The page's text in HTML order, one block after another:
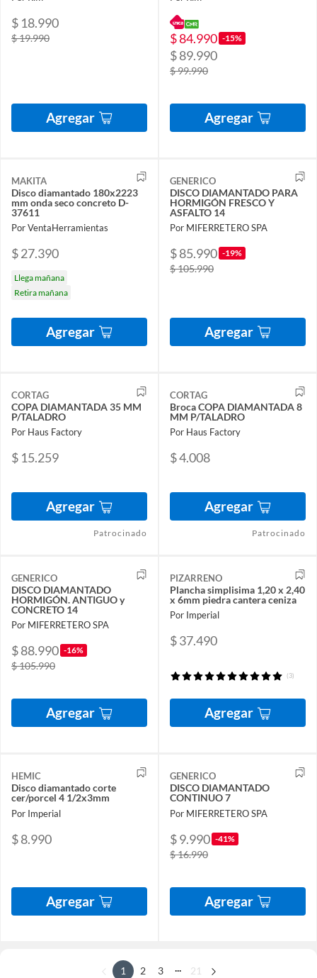
$ 18.990
$ 19.990
Agregar
$ 84.990 -15%
$ 89.990
$ 99.990
Agregar
MAKITA
Disco diamantado 180x2223
mm onda seco concreto D-
37611
Por VentaHerramientas
$ 27.390
Llega mañana
Retira mañana
Agregar
GENERICO
DISCO DIAMANTADO PARA
HORMIGÓN FRESCO Y
ASFALTO 14
Por MIFERRETERO SPA
$ 85.990 -19%
$ 105.990
Agregar
CORTAG
COPA DIAMANTADA 35 MM
P/TALADRO
Por Haus Factory
$ 15.259
Agregar
Patrocinado
CORTAG
Broca COPA DIAMANTADA 8
MM P/TALADRO
Por Haus Factory
$ 4.008
Agregar
Patrocinado
GENERICO
DISCO DIAMANTADO
HORMIGÓN. ANTIGUO y
CONCRETO 14
Por MIFERRETERO SPA
$ 88.990 -16%
$ 105.990
Agregar
PIZARRENO
Plancha simplisima 1,20 x 2,40
x 6mm piedra cantera ceniza
Por Imperial
$ 37.490
(3)
Agregar
HEMIC
Disco diamantado corte
cer/porcel 4 1/2x3mm
Por Imperial
$ 8.990
Agregar
GENERICO
DISCO DIAMANTADO
CONTINUO 7
Por MIFERRETERO SPA
$ 9.990 -41%
$ 16.990
Agregar
1 2 3 ... 21